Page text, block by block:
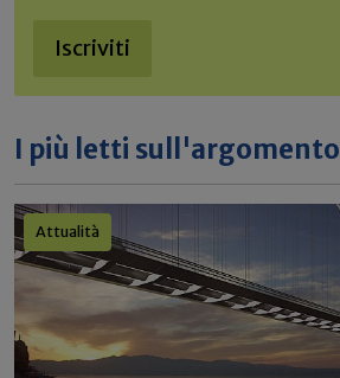
Iscriviti
I più letti sull'argomento
Attualità